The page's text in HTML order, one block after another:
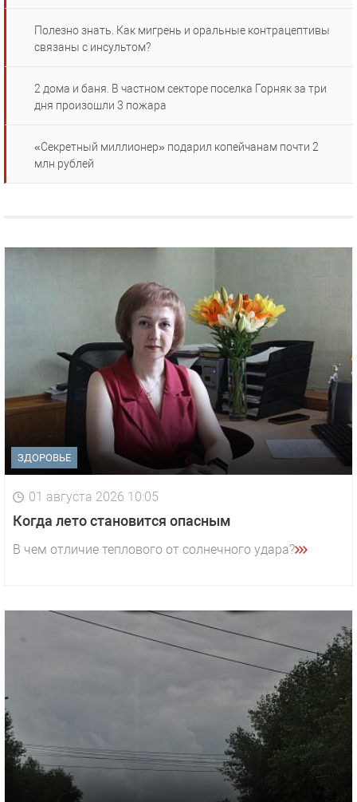
Полезно знать. Как мигрень и оральные контрацептивы
связаны с инсультом?
2 дома и баня. В частном секторе поселка Горняк за три
дня произошли 3 пожара
«Секретный миллионер» подарил копейчанам почти 2
млн рублей
ЗДОРОВЬЕ
01 августа 2026 10:05
Когда лето становится опасным
В чем отличие теплового от солнечного удара?